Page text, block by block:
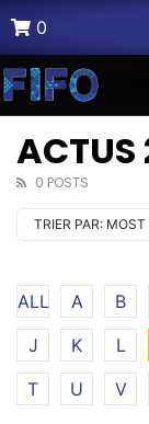
0
ACTUS
0 POSTS
TRIER PAR: MOST
ALL A B
J
K L
T
U V